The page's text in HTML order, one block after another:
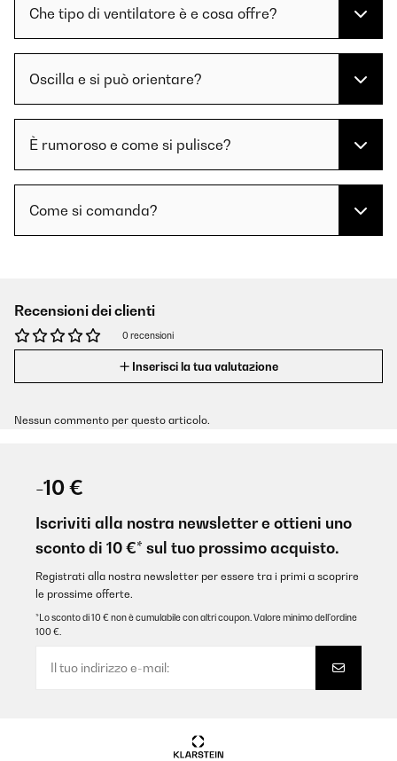
Che tipo di ventilatore è e cosa offre?
Oscilla e si può orientare?
È rumoroso e come si pulisce?
Come si comanda?
Recensioni dei clienti
0 recensioni
Inserisci la tua valutazione
Nessun commento per questo articolo.
-10 €
Iscriviti alla nostra newsletter e ottieni uno
sconto di 10 €* sul tuo prossimo acquisto.
Registrati alla nostra newsletter per essere tra i primi a scoprire
le prossime offerte.
*Lo sconto di 10 € non è cumulabile con altri coupon. Valore minimo dell’ordine
100 €.